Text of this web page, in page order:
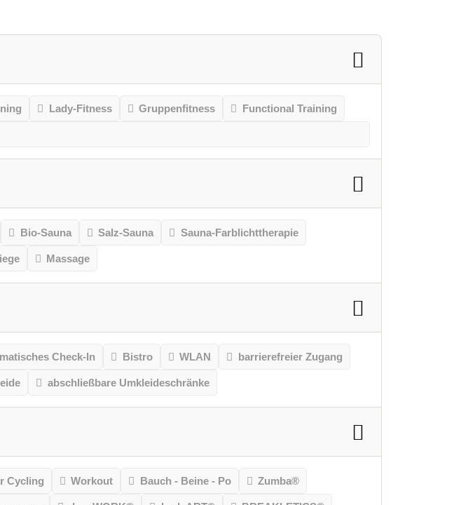
Lady-Fitness Gruppenfitness Functional Training
Bio-Sauna Salz-Sauna Sauna-Farblichttherapie
Massage
Check-In Bistro WLAN barrierefreier Zugang
abschließbare Umkleideschränke
Cycling Workout Bauch - Beine - Po Zumba®